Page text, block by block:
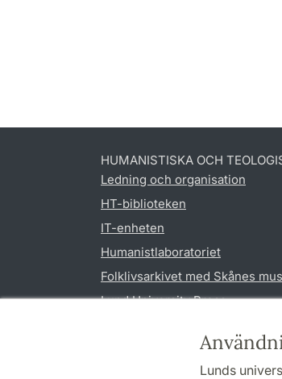
Lunds
HUMANISTISKA OCH
Ledning och organisation
HT-biblioteken
IT-enheten
Humanistlaboratoriet
Folklivsarkivet med Skånes
Lund University Press